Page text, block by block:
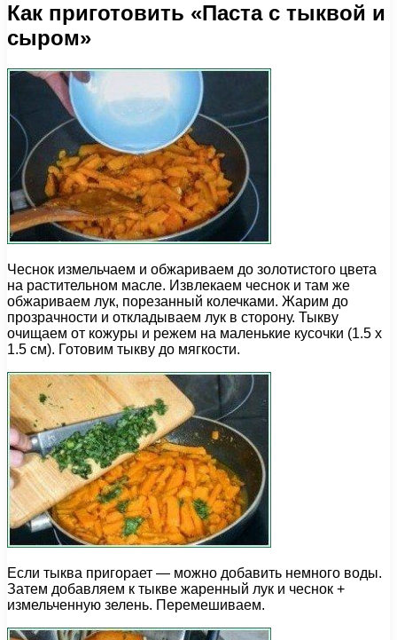
Как приготовить «Паста с тыквой и
сыром»
Чеснок измельчаем и обжариваем до золотистого цвета
на растительном масле. Извлекаем чеснок и там же
обжариваем лук, порезанный колечками. Жарим до
прозрачности и откладываем лук в сторону. Тыкву
очищаем от кожуры и режем на маленькие кусочки (1.5 х
1.5 см). Готовим тыкву до мягкости.
Если тыква пригорает — можно добавить немного воды.
Затем добавляем к тыкве жаренный лук и чеснок +
измельченную зелень. Перемешиваем.